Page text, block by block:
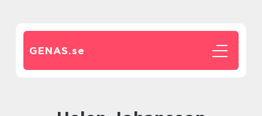
GENAS.se